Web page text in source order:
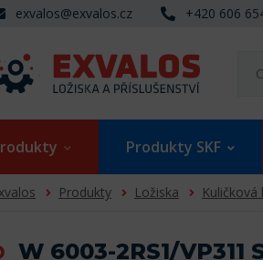
exvalos@exvalos.cz +420 606
Produkty SKF
Produkty Ložiska Kuličková
W 6003-2RS1/